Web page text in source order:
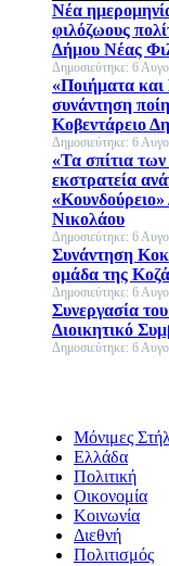
Νέα
φιλόζωους
Δήμου Νέας
Δημοσιεύτηκε: 6
«Ποιήματα
συνάντηση
Κοβεντάρειο
Δημοσιεύτηκε: 6
«Τα σπίτια
εκστρατεία
Νικολάου
Δημοσιεύτηκε: 6
Συνάντηση
ομάδα της
Δημοσιεύτηκε: 6
Συνεργασία
Διοικητικό
Δημοσιεύτηκε: 6
Μόνιμες
Ελλάδα
Πολιτική
Οικονομία
Κοινωνία
Διεθνή
Πολιτισμός